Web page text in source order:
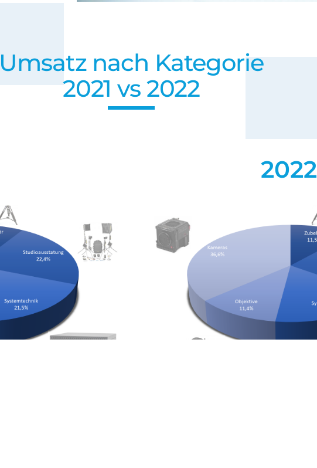
nach Kategorie
2021 vs 2022
2022